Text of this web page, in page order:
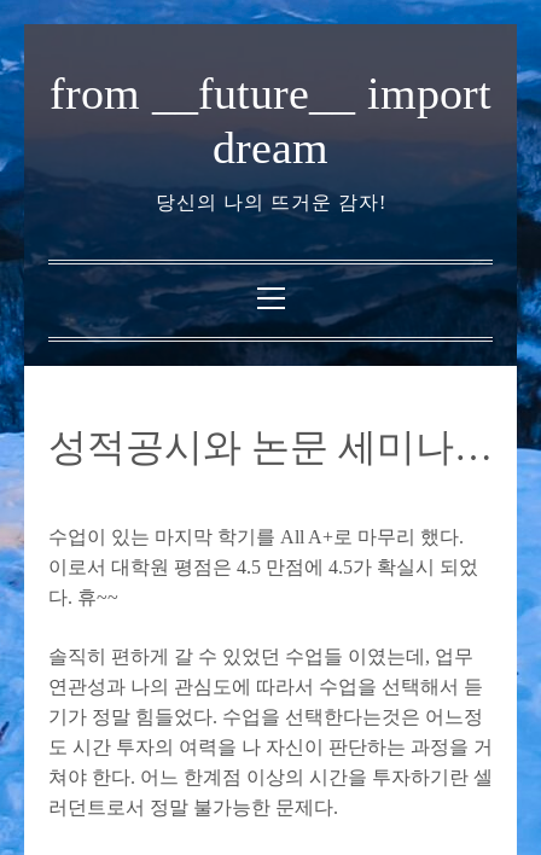
용
바
로
가
기
from __future__ import
dream
당신의 나의 뜨거운 감자!
기
본
메
뉴
성적공시와 논문 세미나…
수업이 있는 마지막 학기를 All A+로 마무리 했다.
이로서 대학원 평점은 4.5 만점에 4.5가 확실시 되었
다. 휴~~
솔직히 편하게 갈 수 있었던 수업들 이였는데, 업무
연관성과 나의 관심도에 따라서 수업을 선택해서 듣
기가 정말 힘들었다. 수업을 선택한다는것은 어느정
도 시간 투자의 여력을 나 자신이 판단하는 과정을 거
쳐야 한다. 어느 한계점 이상의 시간을 투자하기란 셀
러던트로서 정말 불가능한 문제다.